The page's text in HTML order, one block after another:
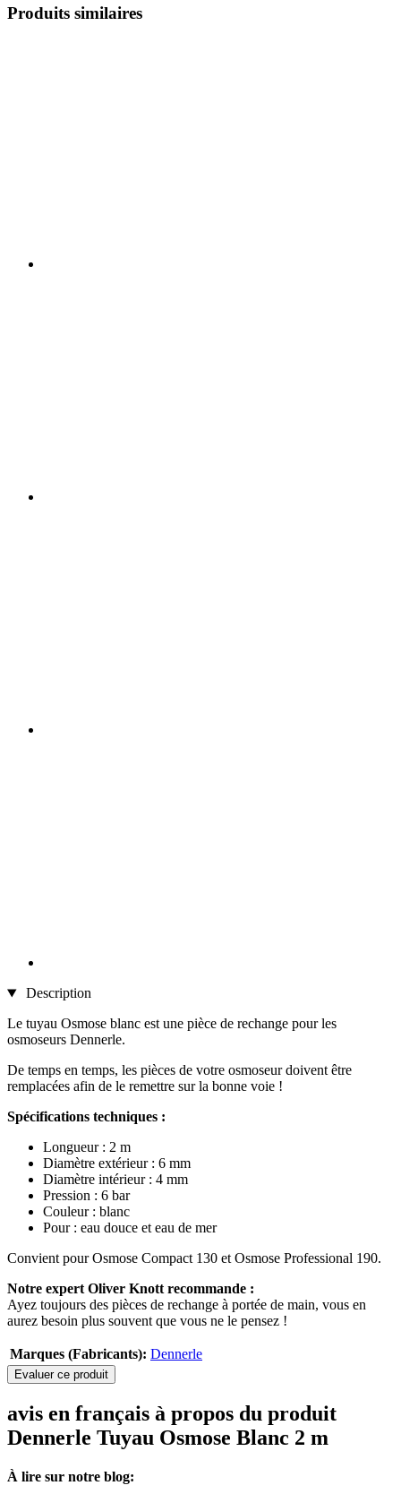
Produits similaires
Description
Le tuyau Osmose blanc est une pièce de rechange pour les
osmoseurs Dennerle.
De temps en temps, les pièces de votre osmoseur doivent être
remplacées afin de le remettre sur la bonne voie !
Spécifications techniques :
Longueur : 2 m
Diamètre extérieur : 6 mm
Diamètre intérieur : 4 mm
Pression : 6 bar
Couleur : blanc
Pour : eau douce et eau de mer
Convient pour Osmose Compact 130 et Osmose Professional 190.
Notre expert Oliver Knott recommande :
Ayez toujours des pièces de rechange à portée de main, vous en
aurez besoin plus souvent que vous ne le pensez !
Marques (Fabricants): Dennerle
Evaluer ce produit
avis en français à propos du produit
Dennerle Tuyau Osmose Blanc 2 m
À lire sur notre blog: